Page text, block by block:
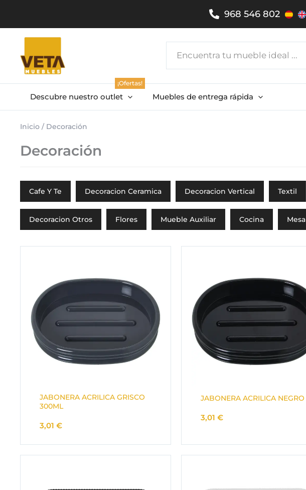
contenido
968 546 802
Descubre nuestro outlet
¡Ofertas!
Muebles de entrega rápida
Inicio / Decoración
Decoración
Cafe Y Te Decoracion Ceramica Decoracion Vertical Textil
Decoracion Otros Flores Mueble Auxiliar Cocina Mesa
JABONERA ACRILICA GRISCO
300ML
3,01 €
JABONERA ACRILICA NEGRO
3,01 €